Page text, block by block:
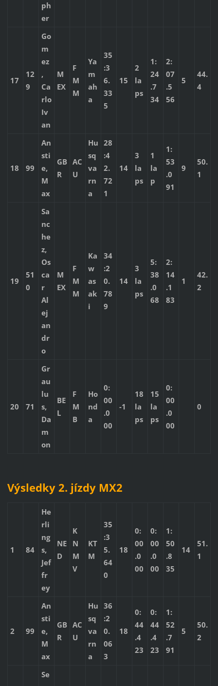
ph
er
17
12
9
Go
m
ez
,
Ca
rlo
Iv
an
M
EX
F
M
M
Ya
m
ah
a
35
:3
6.
33
5
15
2
la
ps
1:
24
.7
34
2:
07
.5
56
5
44.
4
18 99
An
sti
e,
M
ax
GB
R
AC
U
Hu
sq
va
rn
a
28
:4
2.
72
1
14
3
la
ps
1
la
p
1:
53
.0
91
9
50.
1
19
51
0
Sa
nc
he
z,
Os
ca
r
Al
ej
an
dr
o
M
EX
F
M
M
Ka
w
as
ak
i
34
:2
0.
78
9
14
3
la
ps
5:
38
.0
68
2:
14
.1
83
1
42.
2
20 71
Gr
au
lu
s,
Da
m
on
BE
L
F
M
B
Ho
nd
a
0:
00
.0
00
-1
18
la
ps
15
la
ps
0:
00
.0
00
0
Výsledky 2. jízdy MX2
1 84
He
rli
ng
s,
Jef
fr
ey
NE
D
K
N
M
V
KT
M
35
:3
5.
64
0
18
0:
00
.0
00
0:
00
.0
00
1:
50
.8
35
14
51.
1
2 99
An
sti
e,
M
ax
GB
R
AC
U
Hu
sq
va
rn
a
36
:2
0.
06
3
18
0:
44
.4
23
0:
44
.4
23
1:
52
.7
91
5
50.
2
Se